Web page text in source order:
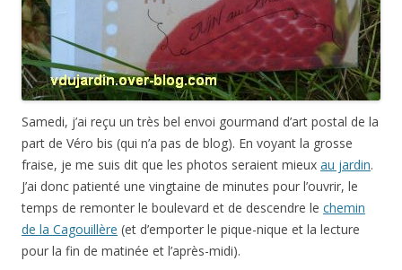
Samedi, j’ai reçu un très bel envoi gourmand d’art postal de la
part de Véro bis (qui n’a pas de blog). En voyant la grosse
fraise, je me suis dit que les photos seraient mieux au jardin.
J’ai donc patienté une vingtaine de minutes pour l’ouvrir, le
temps de remonter le boulevard et de descendre le chemin
de la Cagouillère (et d’emporter le pique-nique et la lecture
pour la fin de matinée et l’après-midi).